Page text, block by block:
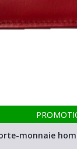
monnaie